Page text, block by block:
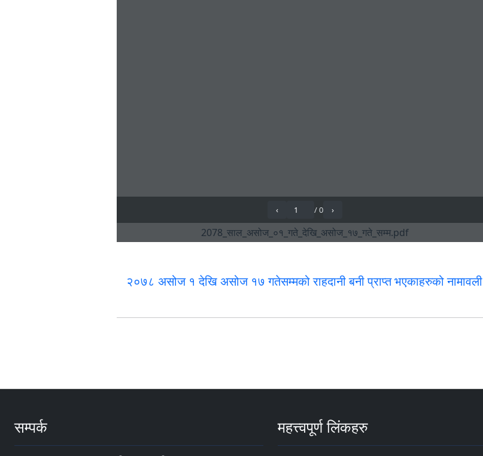
२०७८ असोज १ देखि असोज १७ गतेसम्मको राहदानी बनी प्राप्त भएकाहरुको नामावली
सम्पर्क महत्त्वपूर्ण लिंकहरु